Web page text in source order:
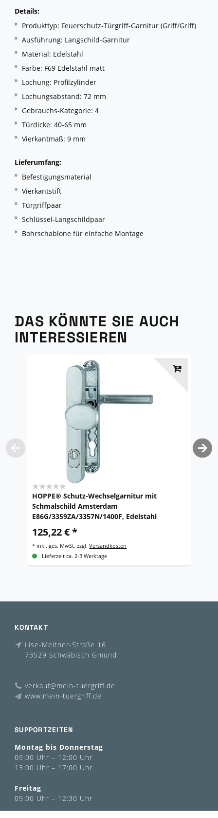
Details:
Produkttyp: Feuerschutz-Türgriff-Garnitur (Griff/Griff)
Ausführung: Langschild-Garnitur
Material: Edelstahl
Farbe: F69 Edelstahl matt
Lochung: Profilzylinder
Lochungsabstand: 72 mm
Gebrauchs-Kategorie: 4
Türdicke: 40-65 mm
Vierkantmaß: 9 mm
Lieferumfang:
Befestigungsmaterial
Vierkantstift
Türgriffpaar
Schlüssel-Langschildpaar
Bohrschablone für einfache Montage
DAS KÖNNTE SIE AUCH
INTERESSIEREN
HOPPE® Schutz-Wechselgarnitur mit
Schmalschild Amsterdam
E86G/3359ZA/3357N/1400F, Edelstahl
125,22 € *
* inkl. ges. MwSt. zzgl.Versandkosten
Lieferzeit ca. 2-3 Werktage
KONTAKT
Lise-Meitner-Straße 16
73529 Schwäbisch Gmünd
verkauf@mein-tuergriff.de
www.mein-tuergriff.de
SUPPORTZEITEN
Montag bis Donnerstag
09:00 Uhr – 12:00 Uhr
13:00 Uhr – 17:00 Uhr
Freitag
09:00 Uhr – 12:30 Uhr